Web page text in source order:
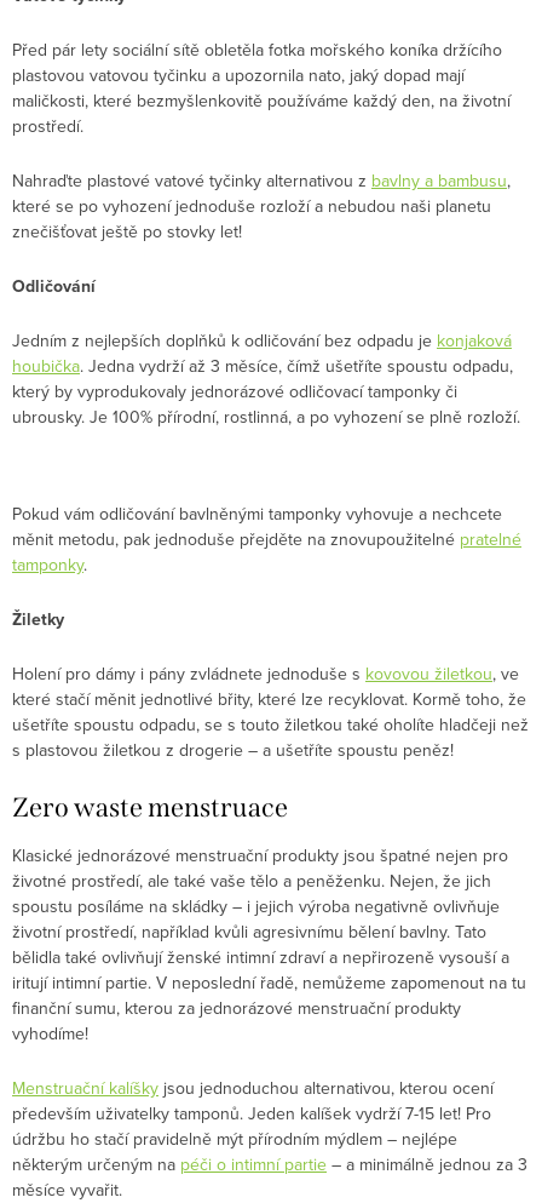
Před pár lety sociální sítě obletěla fotka mořského koníka držícího
plastovou vatovou tyčinku a upozornila nato, jaký dopad mají
maličkosti, které bezmyšlenkovitě používáme každý den, na životní
prostředí.
Nahraďte plastové vatové tyčinky alternativou z bavlny a bambusu,
které se po vyhození jednoduše rozloží a nebudou naši planetu
znečišťovat ještě po stovky let!
Odličování
Jedním z nejlepších doplňků k odličování bez odpadu je konjaková
houbička. Jedna vydrží až 3 měsíce, čímž ušetříte spoustu odpadu,
který by vyprodukovaly jednorázové odličovací tamponky či
ubrousky. Je 100% přírodní, rostlinná, a po vyhození se plně rozloží.
Pokud vám odličování bavlněnými tamponky vyhovuje a nechcete
měnit metodu, pak jednoduše přejděte na znovupoužitelné pratelné
tamponky.
Žiletky
Holení pro dámy i pány zvládnete jednoduše s kovovou žiletkou, ve
které stačí měnit jednotlivé břity, které lze recyklovat. Kormě toho, že
ušetříte spoustu odpadu, se s touto žiletkou také oholíte hladčeji než
s plastovou žiletkou z drogerie – a ušetříte spoustu peněz!
Zero waste menstruace
Klasické jednorázové menstruační produkty jsou špatné nejen pro
životné prostředí, ale také vaše tělo a peněženku. Nejen, že jich
spoustu posíláme na skládky – i jejich výroba negativně ovlivňuje
životní prostředí, například kvůli agresivnímu bělení bavlny. Tato
bělidla také ovlivňují ženské intimní zdraví a nepřirozeně vysouší a
iritují intimní partie. V neposlední řadě, nemůžeme zapomenout na tu
finanční sumu, kterou za jednorázové menstruační produkty
vyhodíme!
Menstruační kalíšky jsou jednoduchou alternativou, kterou ocení
především uživatelky tamponů. Jeden kalíšek vydrží 7-15 let! Pro
údržbu ho stačí pravidelně mýt přírodním mýdlem – nejlépe
některým určeným na péči o intimní partie – a minimálně jednou za 3
měsíce vyvařit.